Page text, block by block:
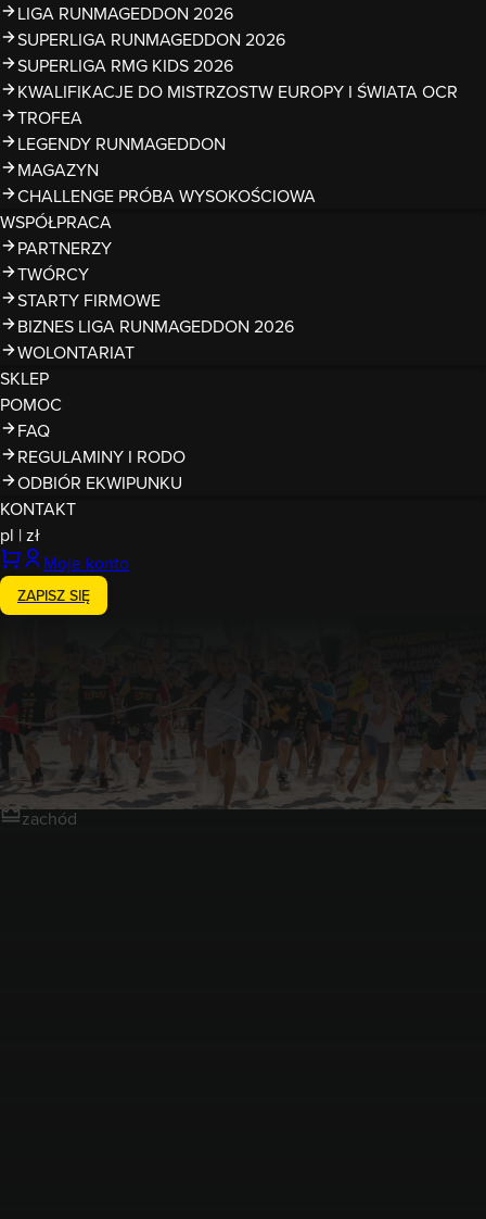
LIGA RUNMAGEDDON 2026
SUPERLIGA RUNMAGEDDON 2026
SUPERLIGA RMG KIDS 2026
KWALIFIKACJE DO MISTRZOSTW EUROPY I ŚWIATA OCR
TROFEA
LEGENDY RUNMAGEDDON
MAGAZYN
CHALLENGE PRÓBA WYSOKOŚCIOWA
WSPÓŁPRACA
PARTNERZY
TWÓRCY
STARTY FIRMOWE
BIZNES LIGA RUNMAGEDDON 2026
WOLONTARIAT
SKLEP
POMOC
FAQ
REGULAMINY I RODO
ODBIÓR EKWIPUNKU
KONTAKT
pl |zł
Moje konto
ZAPISZ SIĘ
Runmageddon Kids
Długołęka
zachód